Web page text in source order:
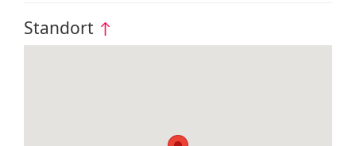
Standort ↑